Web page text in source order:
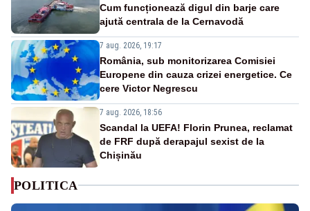
Cum funcționează digul din barje care
ajută centrala de la Cernavodă
7 aug. 2026, 19:17
România, sub monitorizarea Comisiei
Europene din cauza crizei energetice. Ce
cere Victor Negrescu
7 aug. 2026, 18:56
Scandal la UEFA! Florin Prunea, reclamat
de FRF după derapajul sexist de la
Chișinău
POLITICA